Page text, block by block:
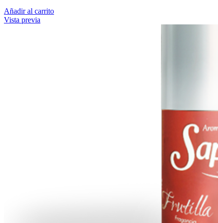
Añadir al carrito
Vista previa